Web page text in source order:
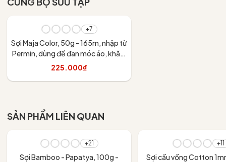
+7
Sợi Maja Color, 50g - 165m, nhập từ
Permin, dùng để đan móc áo, khăn,
váy
225.000₫
SẢN PHẨM LIÊN QUAN
+21
Sợi Bamboo - Papatya, 100g -
+11
Sợi cầu vồng Cotton